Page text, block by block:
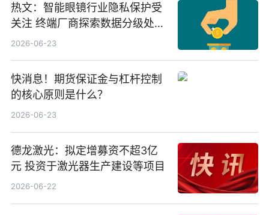
热文：智能眼镜行业隐私保护受
关注 终端厂商探索数据分级处理
等方案
2026-06-23
快消息！期货保证金与杠杆控制
的核心原则是什么？
2026-06-23
德龙激光：拟定增募资不超3亿
元 投资于激光器生产建设等项目
2026-06-22